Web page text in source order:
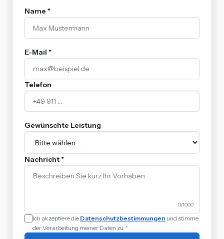
Name *
E-Mail *
Telefon
Gewünschte Leistung
Nachricht *
0/1000
Ich akzeptiere die Datenschutzbestimmungen und stimme
der Verarbeitung meiner Daten zu. *